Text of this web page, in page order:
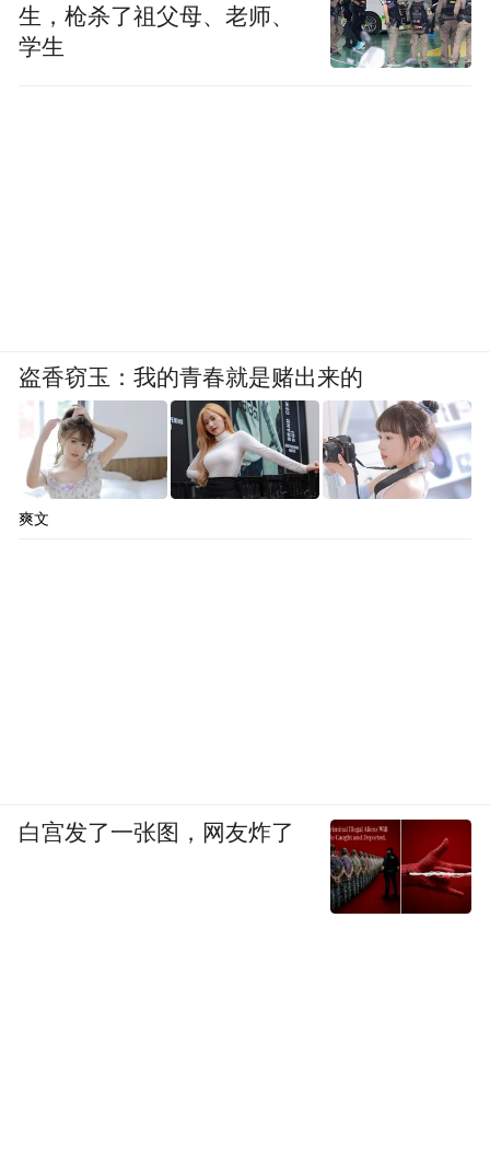
生，枪杀了祖父母、老师、
学生
盗香窃玉：我的青春就是赌出来的
爽文
白宫发了一张图，网友炸了